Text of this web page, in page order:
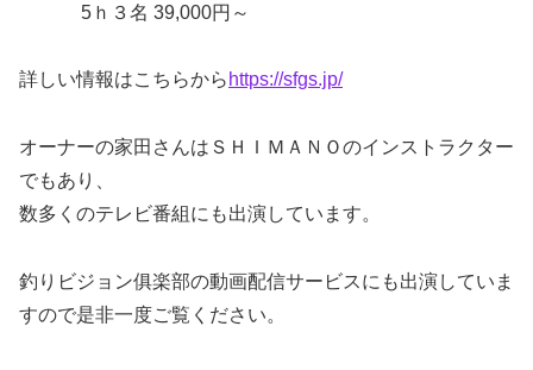
5ｈ３名 39,000円～
詳しい情報はこちらから https://sfgs.jp/
オーナーの家田さんはＳＨＩＭＡＮＯのインストラクター
でもあり、
数多くのテレビ番組にも出演しています。
釣りビジョン俱楽部の動画配信サービスにも出演していま
すので是非一度ご覧ください。